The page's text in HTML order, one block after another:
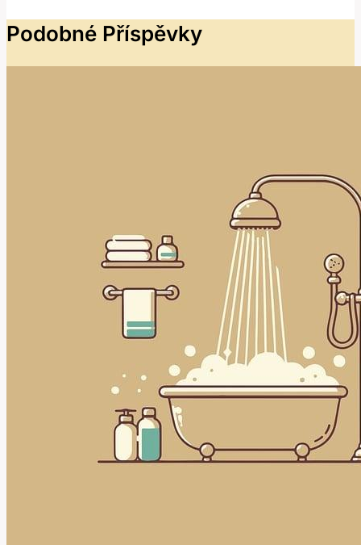
Podobné Příspěvky